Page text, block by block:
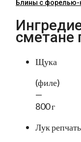
Блины с форелью-
сметане
Щука
(филе)
—
800 г
Лук